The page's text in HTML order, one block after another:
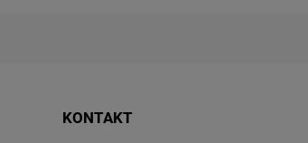
KONTAKT